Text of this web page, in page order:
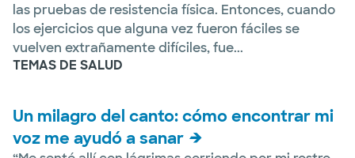
las pruebas de resistencia física. Entonces, cuando
los ejercicios que alguna vez fueron fáciles se
vuelven extrañamente difíciles, fue...
TEMAS DE SALUD
Un milagro del canto: cómo encontrar mi
voz me ayudó a sanar